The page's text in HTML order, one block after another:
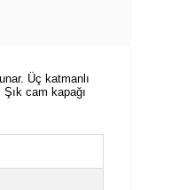
Üç katmanlı
cam kapağı